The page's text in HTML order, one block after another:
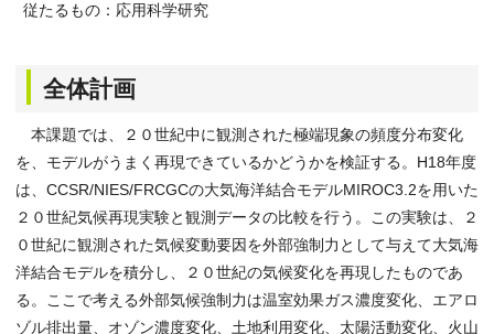
従たるもの：応用科学研究
全体計画
本課題では、２０世紀中に観測された極端現象の頻度分布変化
を、モデルがうまく再現できているかどうかを検証する。H18年度
は、CCSR/NIES/FRCGCの大気海洋結合モデルMIROC3.2を用いた
２０世紀気候再現実験と観測データの比較を行う。この実験は、２
０世紀に観測された気候変動要因を外部強制力として与えて大気海
洋結合モデルを積分し、２０世紀の気候変化を再現したものであ
る。ここで考える外部気候強制力は温室効果ガス濃度変化、エアロ
ゾル排出量、オゾン濃度変化、土地利用変化、太陽活動変化、火山